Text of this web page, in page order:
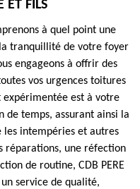
ET FILS
à quel point une
tranquillité de votre foyer
engageons à offrir des
vos urgences toitures
expérimentée est à votre
de temps, assurant ainsi la
intempéries et autres
réparations, une réfection
de routine, CDB PERE
un service de qualité,